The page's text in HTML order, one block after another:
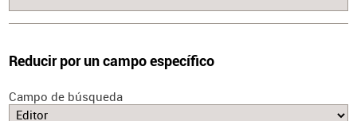
Reducir por un campo específico
Campo de búsqueda